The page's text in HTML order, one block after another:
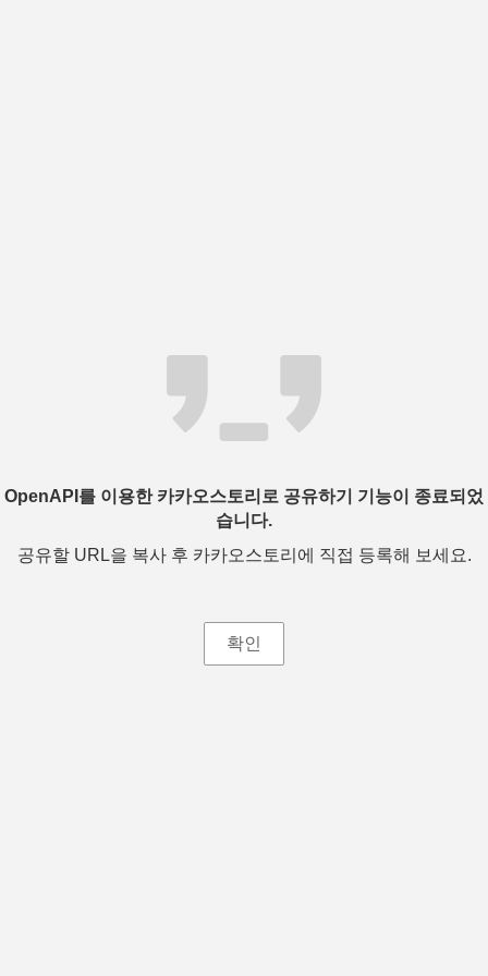
OpenAPI를 이용한 카카오스토리로 공유하기 기능이 종료되었
습니다.
공유할 URL을 복사 후 카카오스토리에 직접 등록해 보세요.
확인